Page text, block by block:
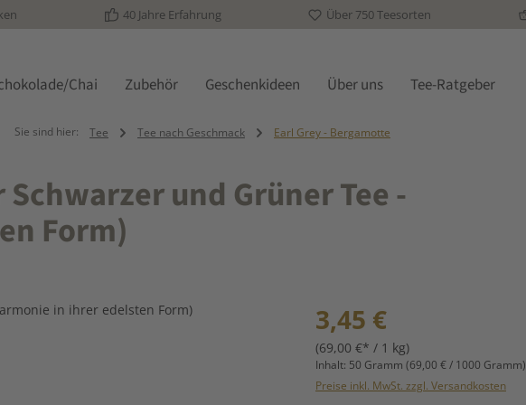
40 Jahre Erfahrung Über 750 Teesorten
Chai Zubehör Geschenkideen Über uns Tee-Ratgeber
Sie sind hier: Tee Tee nach Geschmack Earl Grey - Bergamotte
und Grüner Tee -
Form)
Regulärer Preis:
3,45 €
(69,00 €* / 1 kg)
Inhalt: 50 Gramm (69,00 € / 1000 Gramm)
Preise inkl. MwSt. zzgl. Versandkosten